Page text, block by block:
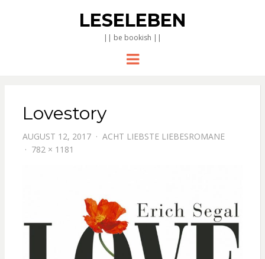
LESELEBEN
|| be bookish ||
Menu
Lovestory
AUGUST 12, 2017
ACHT LIEBSTE LIEBESROMANE
782 × 1181